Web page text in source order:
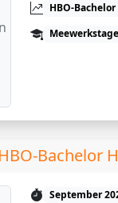
HBO-Bachelor
Meewerkstage
Bachelor
September